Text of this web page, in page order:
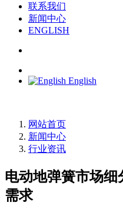
联系我们
新闻中心
ENGLISH
English
网站首页
新闻中心
行业资讯
电动地弹簧市场
需求